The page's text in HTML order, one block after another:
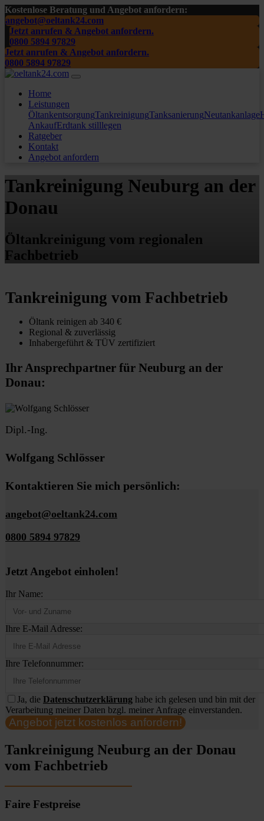
Kostenlose Beratung und Angebot anfordern:
angebot@oeltank24.com
Jetzt anrufen & Angebot anfordern.
0800 5894 97829
Jetzt anrufen & Angebot anfordern.
0800 5894 97829
Home
Leistungen
ÖltankentsorgungTankreinigungTanksanierungNeutankanlage
AnkaufErdtank stilllegen
Ratgeber
Kontakt
Angebot anfordern
Tankreinigung Neuburg an der
Donau
Öltankreinigung vom regionalen
Fachbetrieb
Tankreinigung vom Fachbetrieb
Öltank reinigen ab 340 €
Regional & zuverlässig
Inhabergeführt & TÜV zertifiziert
Ihr Ansprechpartner für Neuburg an der
Donau:
Dipl.-Ing.
Wolfgang Schlösser
Kontaktieren Sie mich persönlich:
angebot@oeltank24.com
0800 5894 97829
Jetzt Angebot einholen!
Ihr Name:
Ihre E-Mail Adresse:
Ihre Telefonnummer:
Ja, die Datenschutzerklärung habe ich gelesen und bin mit der
Verarbeitung meiner Daten bzgl. meiner Anfrage einverstanden.
Angebot jetzt kostenlos anfordern!
Tankreinigung Neuburg an der Donau
vom Fachbetrieb
Faire Festpreise